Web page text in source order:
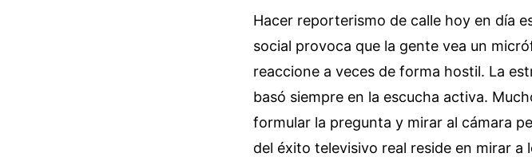
Hacer reporterismo de calle hoy en día
social provoca que la gente vea un
reaccione a veces de forma hostil. La
basó siempre en la escucha activa.
formular la pregunta y mirar al cámara
del éxito televisivo real reside en mirar